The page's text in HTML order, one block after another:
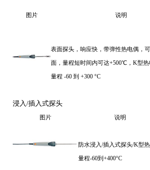
图片 说明
表面探头，响应快，带弹性热电偶，
面，量程短时间内可达+500℃，K型
量程 -60 到 +300 °C
浸入/插入式探头
图片 说明
防水浸入/插入式探头/K型
量程-60到+400°C